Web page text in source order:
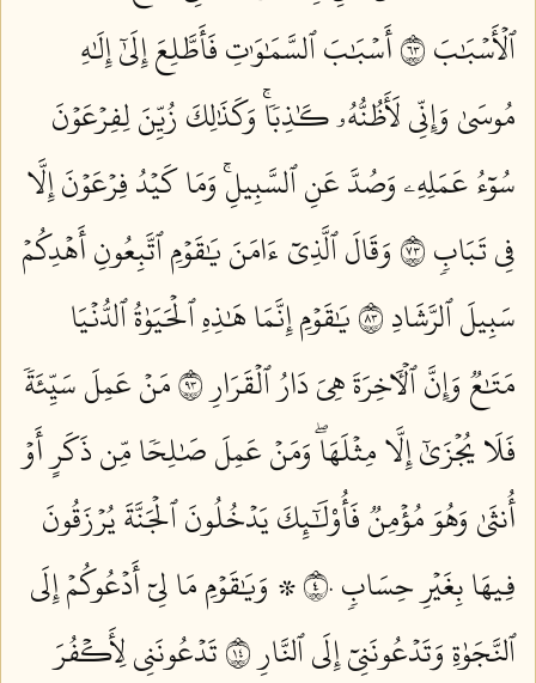
ٱلۡأَسۡبَٰبَ ٣٦
أَسۡبَٰبَ ٱلسَّمَٰوَٰتِ فَأَطَّلِعَ إِلَىٰٓ إِلَٰهِ
مُوسَىٰ وَإِنِّي لَأَظُنُّهُۥ كَٰذِبٗاۚ وَكَذَٰلِكَ زُيِّنَ لِفِرۡعَوۡنَ
سُوٓءُ عَمَلِهِۦ وَصُدَّ عَنِ ٱلسَّبِيلِۚ وَمَا كَيۡدُ فِرۡعَوۡنَ إِلَّا
فِي تَبَابٖ ٣٧
وَقَالَ ٱلَّذِيٓ ءَامَنَ يَٰقَوۡمِ ٱتَّبِعُونِ أَهۡدِكُمۡ
سَبِيلَ ٱلرَّشَادِ ٣٨
يَٰقَوۡمِ إِنَّمَا هَٰذِهِ ٱلۡحَيَوٰةُ ٱلدُّنۡيَا
مَتَٰعٞ وَإِنَّ ٱلۡأٓخِرَةَ هِيَ دَارُ ٱلۡقَرَارِ ٣٩
مَنۡ عَمِلَ سَيِّئَةٗ
فَلَا يُجۡزَىٰٓ إِلَّا مِثۡلَهَاۖ وَمَنۡ عَمِلَ صَٰلِحٗا مِّن ذَكَرٍ أَوۡ
أُنثَىٰ وَهُوَ مُؤۡمِنٞ فَأُوْلَٰٓئِكَ يَدۡخُلُونَ ٱلۡجَنَّةَ يُرۡزَقُونَ
فِيهَا بِغَيۡرِ حِسَابٖ ٤٠
۞ وَيَٰقَوۡمِ مَا لِيٓ أَدۡعُوكُمۡ إِلَى
ٱلنَّجَوٰةِ وَتَدۡعُونَنِيٓ إِلَى ٱلنَّارِ ٤١
تَدۡعُونَنِي لِأَكۡفُرَ